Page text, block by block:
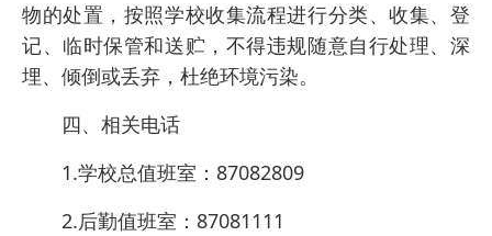
物的处置，按照学校收集流程进行分类、收集、登
记、临时保管和送贮，不得违规随意自行处理、深
埋、倾倒或丢弃，杜绝环境污染。
四、相关电话
1.学校总值班室：87082809
2.后勤值班室：87081111